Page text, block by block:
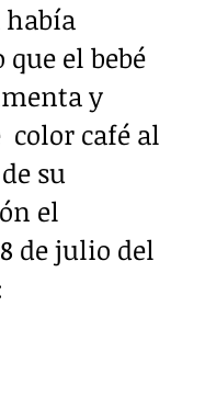
había
el bebé
y
color café al
su
el
de julio del